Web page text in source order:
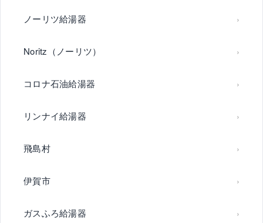
ノーリツ給湯器
Noritz（ノーリツ）
コロナ石油給湯器
リンナイ給湯器
飛島村
伊賀市
ガスふろ給湯器